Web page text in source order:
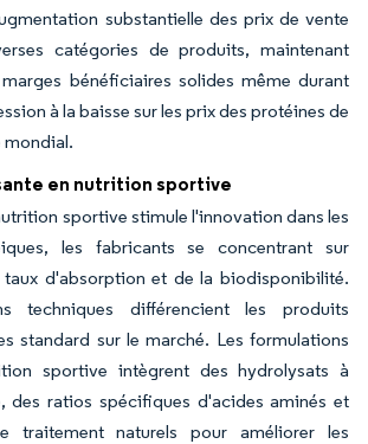
substantielle des prix de vente
catégories de produits, maintenant
bénéficiaires solides même durant
à la baisse sur les prix des protéines de
mondial.
en nutrition sportive
sportive stimule l'innovation dans les
les fabricants se concentrant sur
d'absorption et de la biodisponibilité.
techniques différencient les produits
standard sur le marché. Les formulations
sportive intègrent des hydrolysats à
des ratios spécifiques d'acides aminés et
traitement naturels pour améliorer les